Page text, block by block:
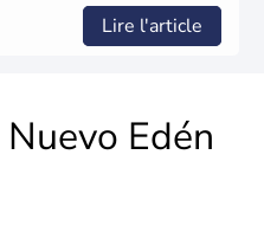
Lire l'article
Nuevo Edén